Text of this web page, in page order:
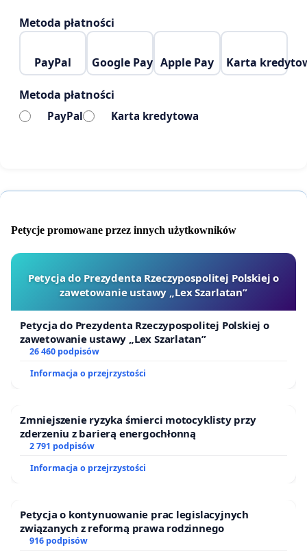
Metoda płatności
PayPal Google Pay Apple Pay Karta
Metoda płatności
PayPal Karta kredytowa
Petycje promowane przez innych użytkowników
Petycja do Prezydenta Rzeczypospolitej Polskiej o
zawetowanie ustawy „Lex Szarlatan”
Petycja do Prezydenta Rzeczypospolitej Polskiej o
zawetowanie ustawy „Lex Szarlatan”
26 460 podpisów
Informacja o przejrzystości
Zmniejszenie ryzyka śmierci motocyklisty przy
zderzeniu z barierą energochłonną
2 791 podpisów
Informacja o przejrzystości
Petycja o kontynuowanie prac legislacyjnych
związanych z reformą prawa rodzinnego
916 podpisów